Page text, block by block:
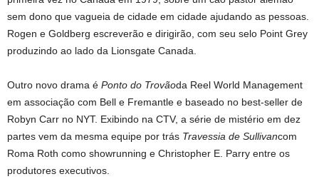
sem dono que vagueia de cidade em cidade ajudando as pessoas.
Rogen e Goldberg escreverão e dirigirão, com seu selo Point Grey
produzindo ao lado da Lionsgate Canada.
Outro novo drama é Ponto do Trovãoda Reel World Management
em associação com Bell e Fremantle e baseado no best-seller de
Robyn Carr no NYT. Exibindo na CTV, a série de mistério em dez
partes vem da mesma equipe por trás Travessia de Sullivancom
Roma Roth como showrunning e Christopher E. Parry entre os
produtores executivos.